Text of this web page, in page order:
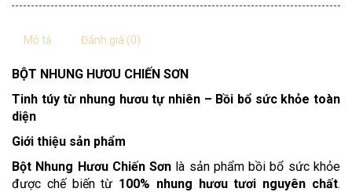
Mô tả Đánh giá (0)
BỘT NHUNG HƯƠU CHIẾN SƠN
Tinh túy từ nhung hươu tự nhiên – Bồi bổ sức khỏe toàn
diện
Giới thiệu sản phẩm
Bột Nhung Hươu Chiến Sơn là sản phẩm bồi bổ sức khỏe
được chế biến từ 100% nhung hươu tươi nguyên chất.